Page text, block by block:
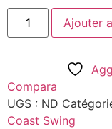
Ajouter
Compara
UGS : ND
Coast Swing